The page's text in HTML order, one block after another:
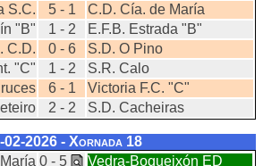
S.C.
5 - 1
C.D. Cía. de María
"B"
1 - 2
E.F.B. Estrada "B"
C.D.
0 - 6
S.D. O Pino
"C"
1 - 2
S.R. Calo
6 - 1
Victoria F.C. "C"
2 - 2 S.D. Cacheiras
02-2026 - Xornada 18
0 - 5
Vedra-Boqueixón ED